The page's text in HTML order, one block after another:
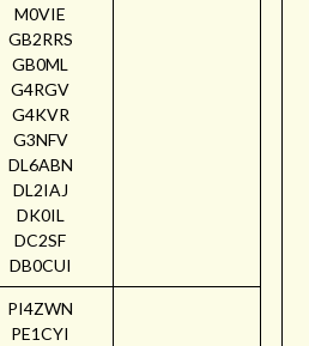
M0VIE
GB2RRS
GB0ML
G4RGV
G4KVR
G3NFV
DL6ABN
DL2IAJ
DK0IL
DC2SF
DB0CUI
PI4ZWN
PE1CYI